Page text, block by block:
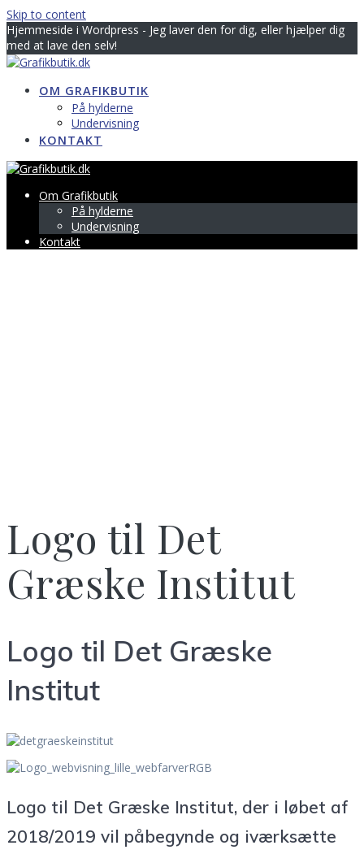
Skip to content
Hjemmeside i Wordpress - Jeg laver den for dig, eller hjælper dig
med at lave den selv!
OM GRAFIKBUTIK
På hylderne
Undervisning
KONTAKT
Om Grafikbutik
På hylderne
Undervisning
Kontakt
Logo til Det
Græske Institut
Logo til Det Græske
Institut
Logo til Det Græske Institut, der i løbet af
2018/2019 vil påbegynde og iværksætte